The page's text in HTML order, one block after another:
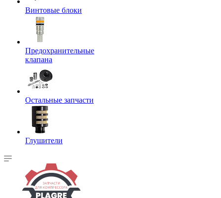
Винтовые блоки
Предохранительные
клапана
Остальные запчасти
Глушители